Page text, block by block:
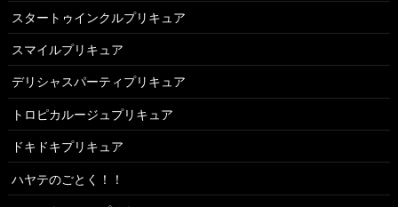
スタートゥインクルプリキュア
スマイルプリキュア
デリシャスパーティプリキュア
トロピカルージュプリキュア
ドキドキプリキュア
ハヤテのごとく！！